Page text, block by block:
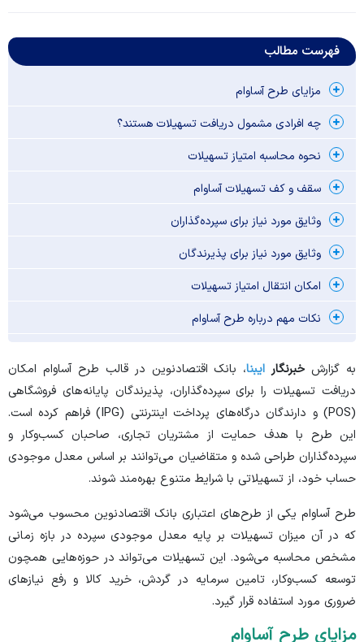
فهرست مطالب
مزایای طرح آساوام
چه افرادی مشمول دریافت تسهیلات هستند؟
نحوه محاسبه امتیاز تسهیلات
سقف و کف تسهیلات آساوام
وثایق مورد نیاز برای سپرده‌گذاران
وثایق مورد نیاز برای پذیرندگان
امکان انتقال امتیاز تسهیلات
نکات مهم درباره طرح آساوام
به گزارش خبرنگار ایبنا، بانک اقتصادنوین در قالب طرح آساوام امکان
دریافت تسهیلات را برای سپرده‌گذاران، پذیرندگان پایانه‌های فروشگاهی
(POS) و دارندگان درگاه‌های پرداخت اینترنتی (IPG) فراهم کرده است.
این طرح با هدف حمایت از مشتریان تجاری، صاحبان کسب‌وکار و
سپرده‌گذاران طراحی شده و متقاضیان می‌توانند بر اساس معدل موجودی
حساب خود، از تسهیلاتی با شرایط متنوع بهره‌مند شوند.
طرح آساوام یکی از طرح‌های اعتباری بانک اقتصادنوین محسوب می‌شود
که در آن میزان تسهیلات بر پایه معدل موجودی سپرده در بازه زمانی
مشخص محاسبه می‌شود. این تسهیلات می‌تواند در حوزه‌هایی همچون
توسعه کسب‌وکار، تامین سرمایه در گردش، خرید کالا و رفع نیازهای
ضروری مورد استفاده قرار گیرد.
مزایای طرح آساوام